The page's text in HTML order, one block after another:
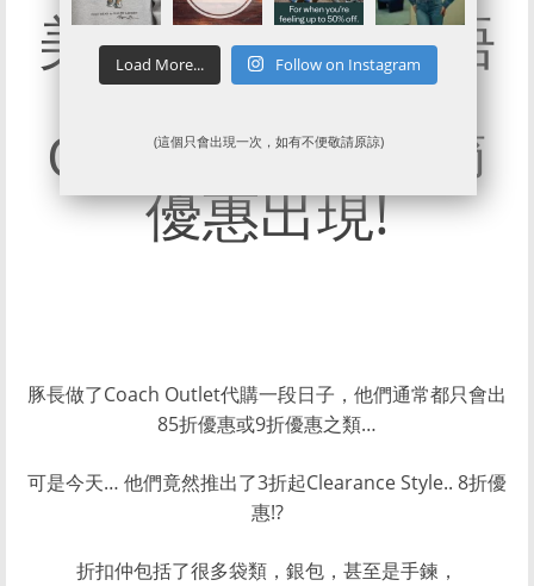
美國獨立日都減唔
到8折… Coach
Outlet 8折團親節
優惠出現!
豚長做了Coach Outlet代購一段日子，他們通常都只會出
85折優惠或9折優惠之類…
可是今天… 他們竟然推出了3折起Clearance Style.. 8折優
惠!?
折扣仲包括了很多袋類，銀包，甚至是手鍊，
Load More... Follow on Instagram
(這個只會出現一次，如有不便敬請原諒)